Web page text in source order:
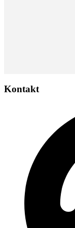
Kontakt